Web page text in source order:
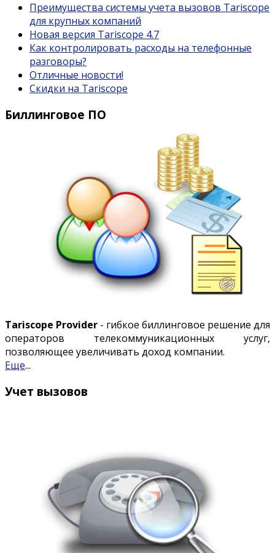
Преимущества системы учета вызовов Tariscope
для крупных компаний
Новая версия Tariscope 4.7
Как контролировать расходы на телефонные
разговоры?
Отличные новости!
Скидки на Tariscope
Биллинговое ПО
Tariscope Provider - гибкое биллинговое решение для
операторов телекоммуникационных услуг,
позволяющее увеличивать доход компании.
Еще...
Учет вызовов